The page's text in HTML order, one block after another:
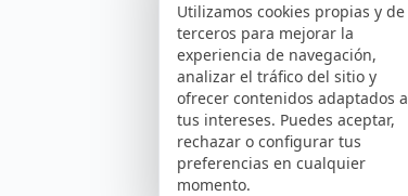
Utilizamos cookies propias y de
terceros para mejorar la
experiencia de navegación,
analizar el tráfico del sitio y
ofrecer contenidos adaptados a
tus intereses. Puedes aceptar,
rechazar o configurar tus
preferencias en cualquier
momento.